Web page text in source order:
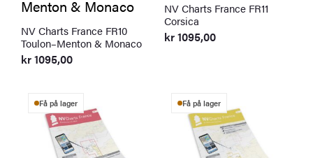
NV Charts France FR10
Toulon–Menton & Monaco
kr1095,00
NV Charts France FR11
Corsica
kr1095,00
Få på lager Få på lager